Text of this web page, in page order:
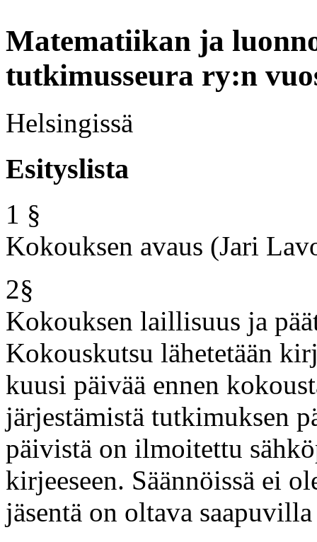
Matematiikan ja
tutkimusseura ry:n
Helsingissä
Esityslista
1 §
Kokouksen avaus (Jari
2§
Kokouksen laillisuus ja
Kokouskutsu lähetetään
kuusi päivää ennen
järjestämistä tutkimuksen
päivistä on ilmoitettu
kirjeeseen. Säännöissä ei
jäsentä on oltava